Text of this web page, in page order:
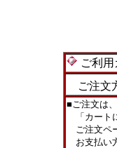
ご利用
ご注文
■ご注文は
「カート
ご注文ペ
お支払い